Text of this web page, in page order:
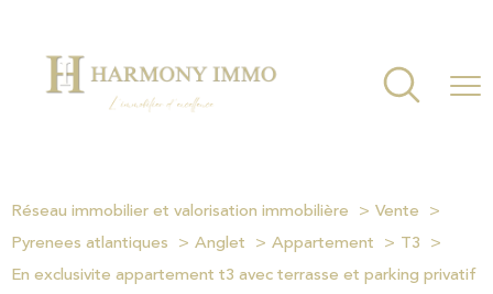
Réseau immobilier et valorisation immobilière
Vente
Pyrenees atlantiques
Anglet Appartement
T3
En exclusivite appartement t3 avec terrasse et parking privatif